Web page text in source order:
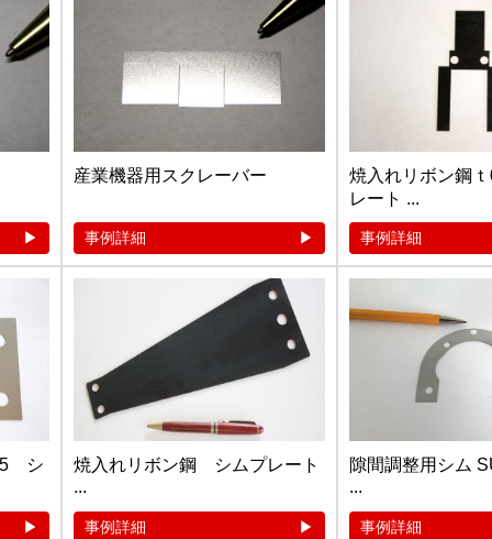
産業機器用スクレーバー
事例詳細
焼入れリボン鋼
レート ...
事例詳細
シ
焼入れリボン鋼 シムプレート
...
事例詳細
隙間調整用シム
...
事例詳細